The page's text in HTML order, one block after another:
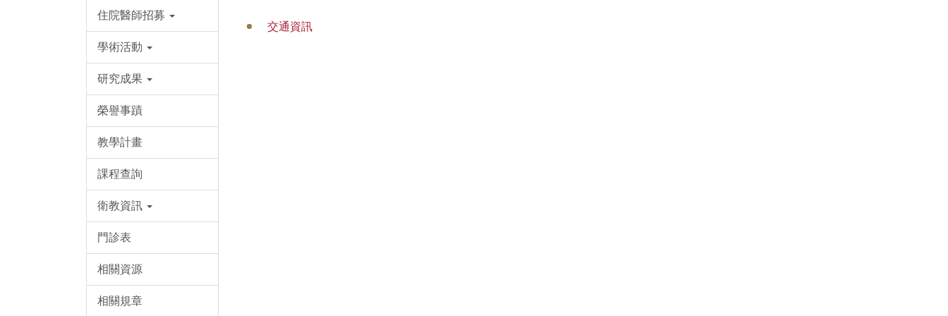
住院醫師招募
學術活動
研究成果
榮譽事蹟
教學計畫
課程查詢
衛教資訊
門診表
相關資源
相關規章
交通資訊